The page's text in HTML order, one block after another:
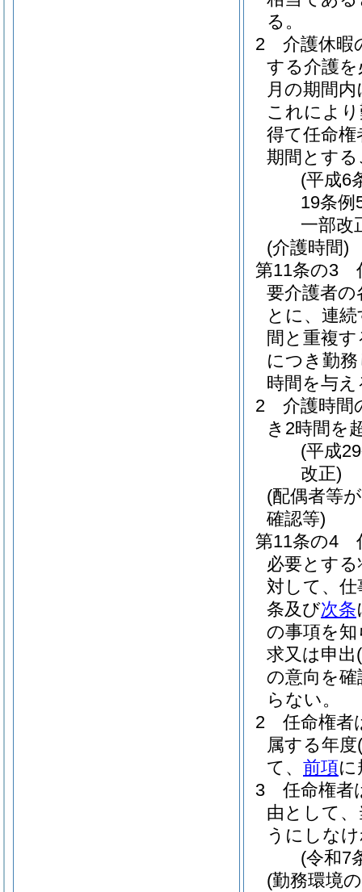
る。
2
介護休暇
する介護
月の期間
これによ
得て任命
期間とす
(平成6
19条例
一部改
(介護時間)
第11条の3
要介護者
とに、連
間と重複
につき勤
時間を与
2
介護時間
き2時間を
(平成
改正)
(配偶者等
確認等)
第11条の4
必要とす
対して、
条及び次条
の事項を
求又は申出(
の意向を
らない。
2
任命権者
属する年度
て、 前項
3
任命権者
由として
うにしな
(令和7
(勤務環境